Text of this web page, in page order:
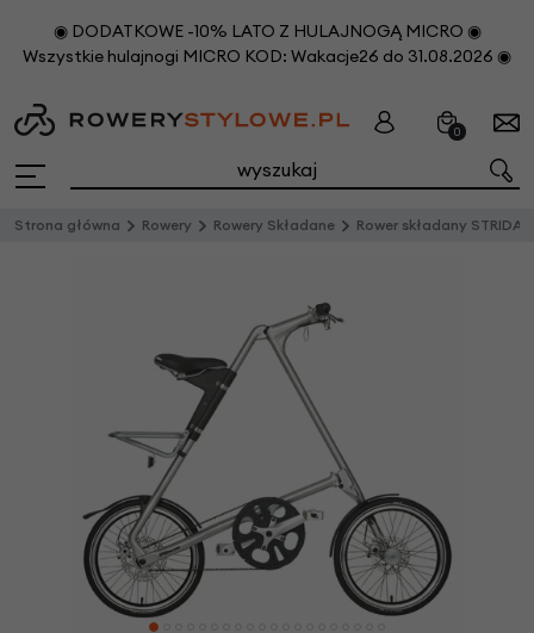
◉ DODATKOWE -10% LATO Z HULAJNOGĄ MICRO ◉
Wszystkie hulajnogi MICRO KOD: Wakacje26 do 31.08.2026 ◉
0
Strona główna Rowery Rowery Składane Rower składany STRIDA EVO 18" 3s Srebrny Połysk